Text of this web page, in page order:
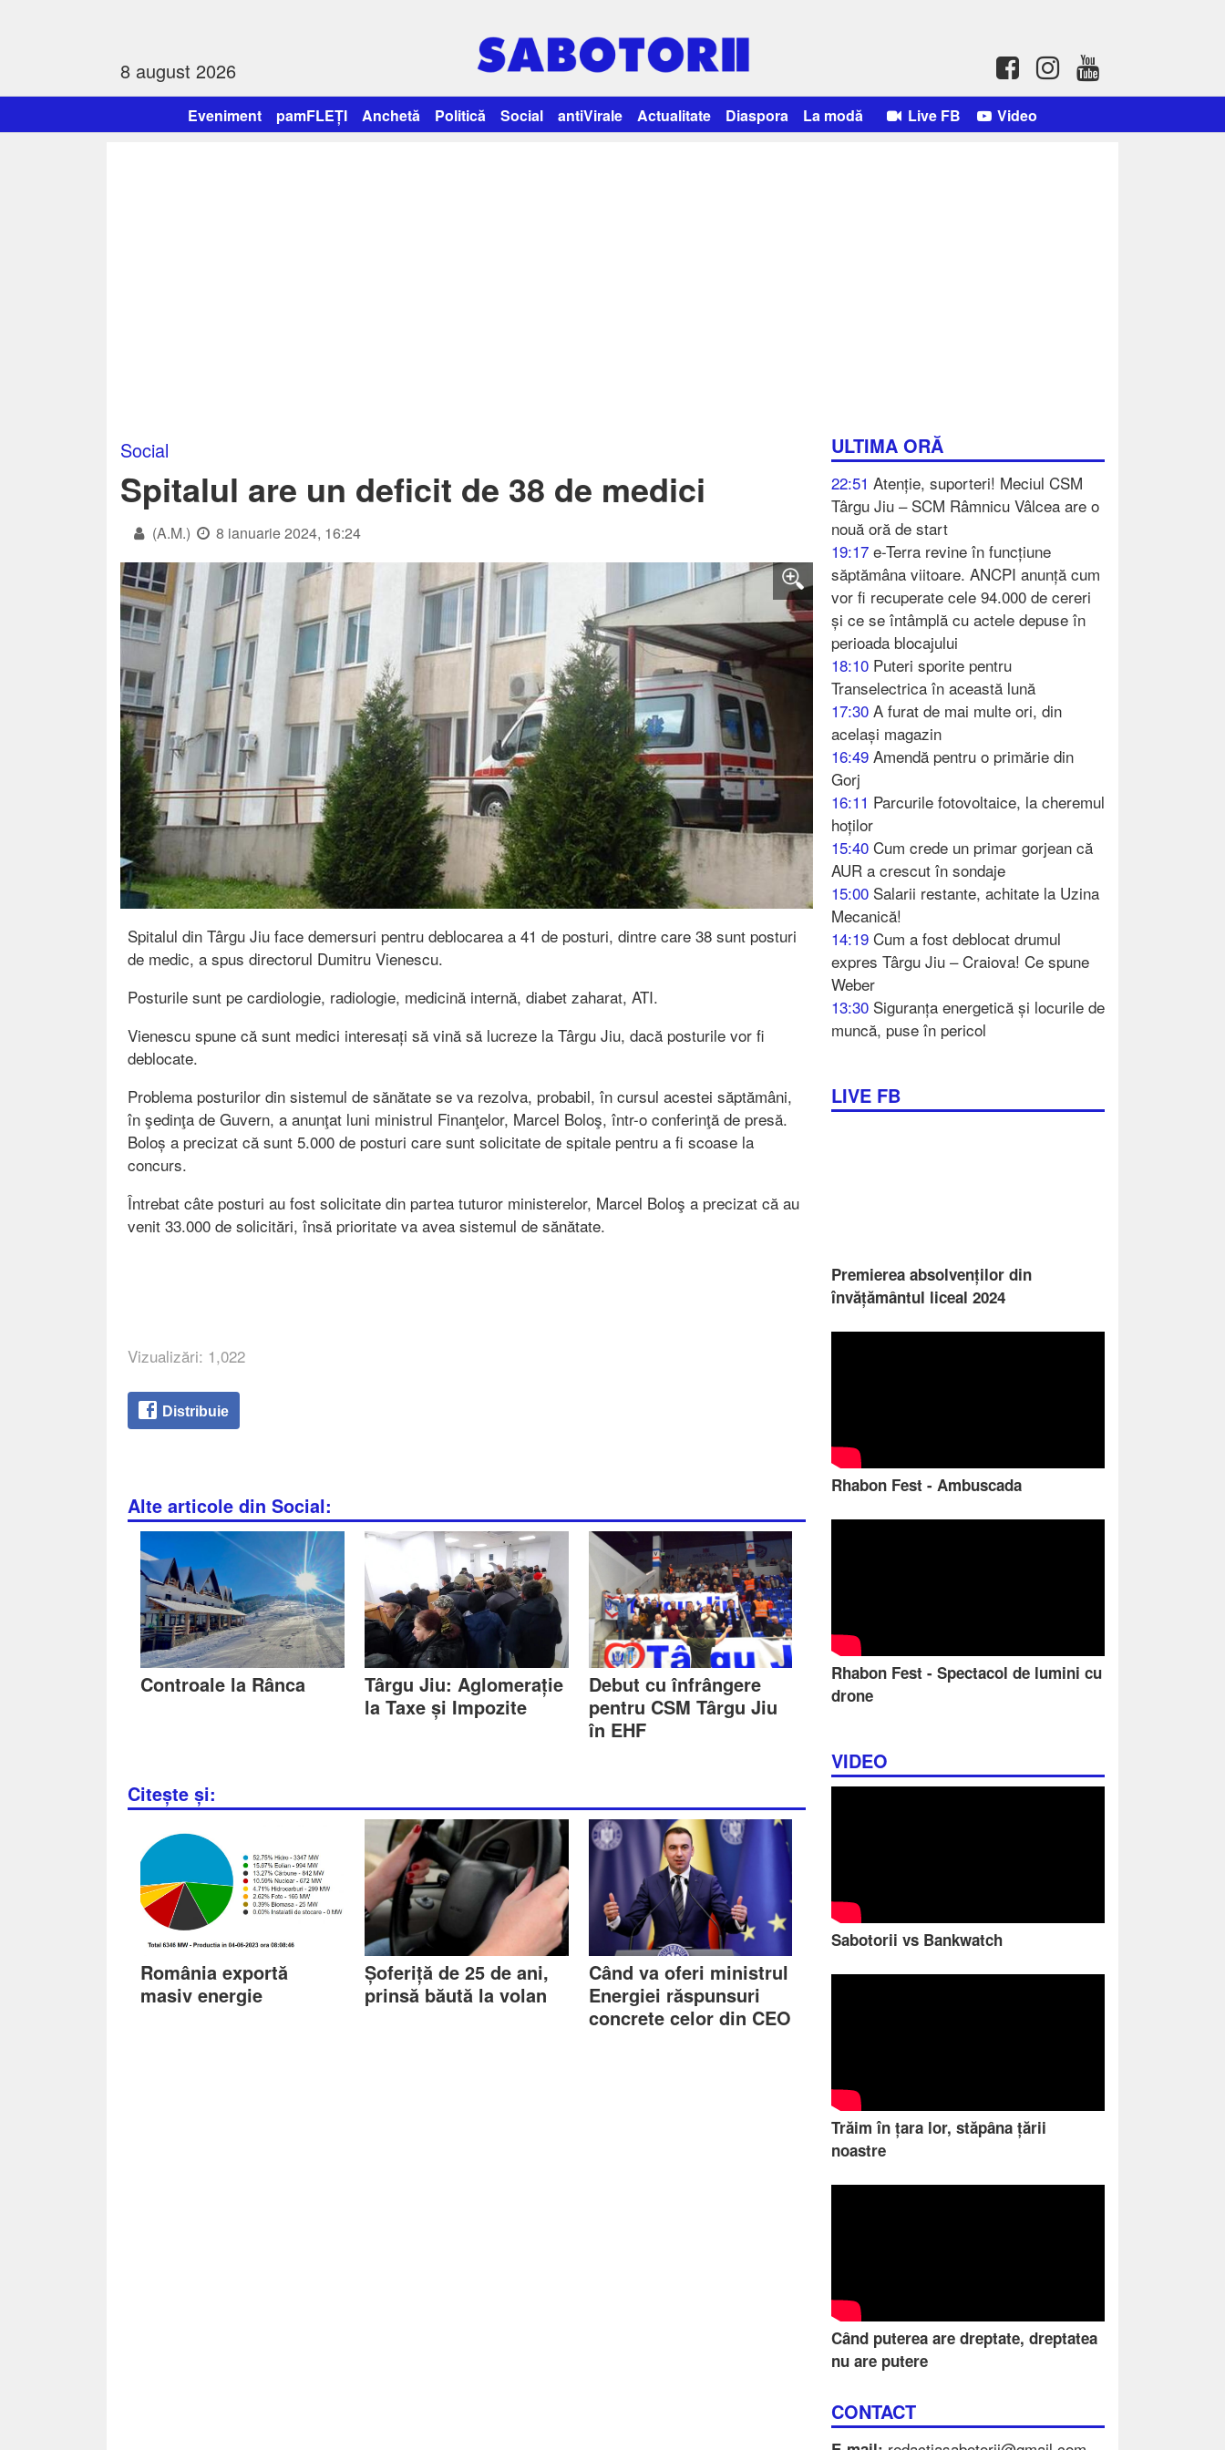
8 august 2026
Eveniment pamFLEȚI Anchetă Politică Social antiVirale Actualitate Diaspora La modă Live FB Video
ULTIMA ORĂ
22:51 Atenție, suporteri! Meciul CSM
Târgu Jiu – SCM Râmnicu Vâlcea are o
nouă oră de start
19:17 e-Terra revine în funcțiune
săptămâna viitoare. ANCPI anunță cum
vor fi recuperate cele 94.000 de cereri
și ce se întâmplă cu actele depuse în
perioada blocajului
18:10 Puteri sporite pentru
Transelectrica în această lună
17:30 A furat de mai multe ori, din
același magazin
16:49 Amendă pentru o primărie din
Gorj
16:11 Parcurile fotovoltaice, la cheremul
hoților
15:40 Cum crede un primar gorjean că
AUR a crescut în sondaje
15:00 Salarii restante, achitate la Uzina
Mecanică!
14:19 Cum a fost deblocat drumul
expres Târgu Jiu – Craiova! Ce spune
Weber
13:30 Siguranța energetică și locurile de
muncă, puse în pericol
LIVE FB
Premierea absolvenților din
învățământul liceal 2024
Rhabon Fest - Ambuscada
Rhabon Fest - Spectacol de lumini cu
drone
VIDEO
Sabotorii vs Bankwatch
Trăim în țara lor, stăpâna țării
noastre
Când puterea are dreptate, dreptatea
nu are putere
CONTACT
Social
Spitalul are un deficit de 38 de medici
(A.M.) 8 ianuarie 2024, 16:24
Spitalul din Târgu Jiu face demersuri pentru deblocarea a 41 de posturi, dintre care 38 sunt posturi
de medic, a spus directorul Dumitru Vienescu.
Posturile sunt pe cardiologie, radiologie, medicină internă, diabet zaharat, ATI.
Vienescu spune că sunt medici interesați să vină să lucreze la Târgu Jiu, dacă posturile vor fi
deblocate.
Problema posturilor din sistemul de sănătate se va rezolva, probabil, în cursul acestei săptămâni,
în şedinţa de Guvern, a anunţat luni ministrul Finanţelor, Marcel Boloş, într-o conferinţă de presă.
Boloș a precizat că sunt 5.000 de posturi care sunt solicitate de spitale pentru a fi scoase la
concurs.
Întrebat câte posturi au fost solicitate din partea tuturor ministerelor, Marcel Boloş a precizat că au
venit 33.000 de solicitări, însă prioritate va avea sistemul de sănătate.
Vizualizări: 1,022
Distribuie
Alte articole din Social:
Controale la Rânca
Târgu Jiu: Aglomerație
la Taxe și Impozite
Debut cu înfrângere
pentru CSM Târgu Jiu
în EHF
Citește și:
România exportă
masiv energie
Șoferiță de 25 de ani,
prinsă băută la volan
Când va oferi ministrul
Energiei răspunsuri
concrete celor din CEO